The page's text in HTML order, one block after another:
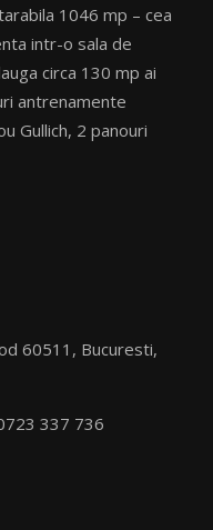
1046 mp – cea
intr-o sala de
circa 130 mp ai
antrenamente
Gullich, 2 panouri
60511, Bucuresti,
337 736